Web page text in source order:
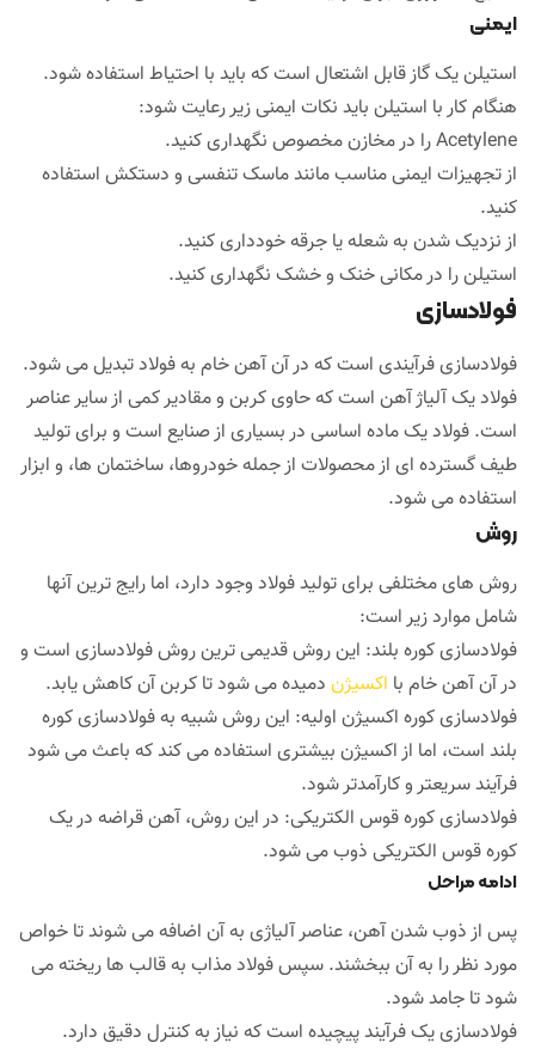
ایمنی
استیلن یک گاز قابل اشتعال است که باید با احتیاط استفاده شود.
هنگام کار با استیلن باید نکات ایمنی زیر رعایت شود:
Acetylene را در مخازن مخصوص نگهداری کنید.
از تجهیزات ایمنی مناسب مانند ماسک تنفسی و دستکش استفاده
کنید.
از نزدیک شدن به شعله یا جرقه خودداری کنید.
استیلن را در مکانی خنک و خشک نگهداری کنید.
فولادسازی
فولادسازی فرآیندی است که در آن آهن خام به فولاد تبدیل می شود.
فولاد یک آلیاژ آهن است که حاوی کربن و مقادیر کمی از سایر عناصر
است. فولاد یک ماده اساسی در بسیاری از صنایع است و برای تولید
طیف گسترده ای از محصولات از جمله خودروها، ساختمان ها، و ابزار
استفاده می شود.
روش
روش های مختلفی برای تولید فولاد وجود دارد، اما رایج ترین آنها
شامل موارد زیر است:
فولادسازی کوره بلند: این روش قدیمی ترین روش فولادسازی است و
در آن آهن خام با اکسیژن دمیده می شود تا کربن آن کاهش یابد.
فولادسازی کوره اکسیژن اولیه: این روش شبیه به فولادسازی کوره
بلند است، اما از اکسیژن بیشتری استفاده می کند که باعث می شود
فرآیند سریعتر و کارآمدتر شود.
فولادسازی کوره قوس الکتریکی: در این روش، آهن قراضه در یک
کوره قوس الکتریکی ذوب می شود.
ادامه مراحل
پس از ذوب شدن آهن، عناصر آلیاژی به آن اضافه می شوند تا خواص
مورد نظر را به آن ببخشند. سپس فولاد مذاب به قالب ها ریخته می
شود تا جامد شود.
فولادسازی یک فرآیند پیچیده است که نیاز به کنترل دقیق دارد.